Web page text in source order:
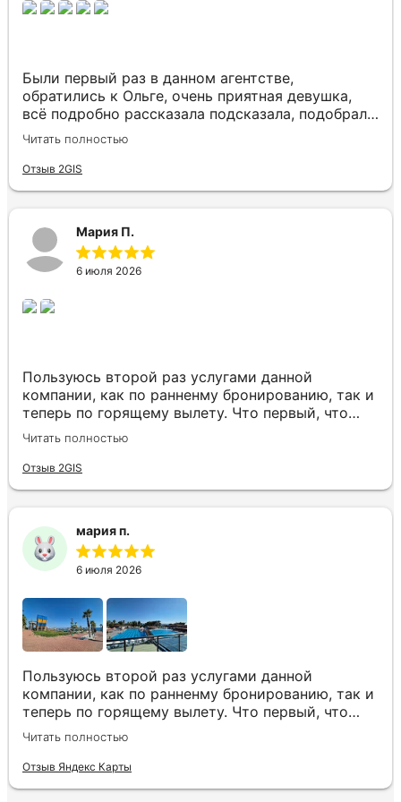
Вашу работу и прекрасный отпуск! Вернемся
Кипр, самолётом туда и обратно, о которой надо
Были первый раз в данном агентстве,
обратились к Ольге, очень приятная девушка,
всё подробно рассказала подсказала, подобрала
нам отличный отель в Таиланде по хорошей
цене, отель вживую оказался ещё красивее чем
на фото, нас привезли увезли, всё отлично,
Читать полностью
Отзыв 2GIS
Мария П.
6 июля 2026
Пользуюсь второй раз услугами данной
компании, как по ранненму бронированию, так и
теперь по горящему вылету. Что первый, что
второй раз путёвки подобраны под наши
индивидуальные запросы идеально. Работаем с
менеджером Анной Макеевой, всегда на связи,
Читать полностью
Отзыв 2GIS
мария п.
6 июля 2026
Пользуюсь второй раз услугами данной
компании, как по ранненму бронированию, так и
теперь по горящему вылету. Что первый, что
второй раз путёвки подобраны под наши
индивидуальные запросы идеально. Работаем с
менеджером Анной Макеевой, всегда на связи,
Читать полностью
Отзыв Яндекс Карты